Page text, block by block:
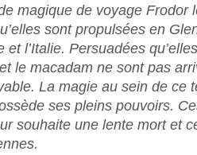
magique de voyage Frodor
sont propulsées en
et l’Italie. Persuadées
le macadam ne sont pas
La magie au sein de ce
ses pleins pouvoirs.
souhaite une lente mort et